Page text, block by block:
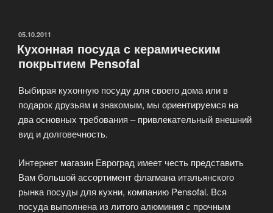
ОПУБЛИКОВАНО
05.10.2011
Кухонная посуда с керамическим
покрытием Pensofal
Выбирая кухонную посуду для своего дома или в
подарок друзьям и знакомым, мы ориентируемся на
два основных требования – привлекательный внешний
вид и долговечность.
Интернет магазин Евроград имеет честь представить
Вам большой ассортимент флагмана итальянского
рынка посуды для кухни, компанию Pensofal. Вся
посуда выполнена из литого алюминия с прочным